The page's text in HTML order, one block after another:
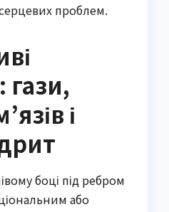
проблем.
і
боці під ребром
або